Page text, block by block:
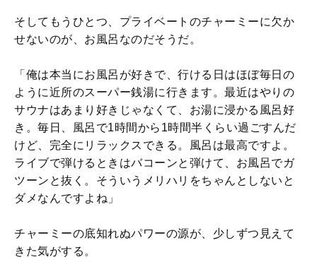
そしてもうひとつ、プライベートのチャーミーに欠か
せないのが、お風呂なのだそうだ。
「俺は本当にお風呂が好きで、行ける日はほぼ毎日の
ように近所のスーパー銭湯に行きます。最近はやりの
サウナはあまり好きじゃなくて、お湯に浸かる風呂好
き。毎日、風呂で1時間から1時間半くらい過ごすんだ
けど、完全にリラックスできる。風呂は最高ですよ。
ライブで弾けるときはバコーンと弾けて、お風呂でガ
ツーンと抜く。そういうメリハリをちゃんとしないと
ダメなんですよね」
チャーミーの底知れぬパワーの源が、少しずつ見えて
きた気がする。